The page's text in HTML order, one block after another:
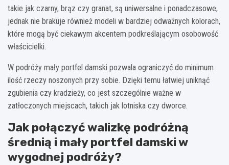
takie jak czarny, brąz czy granat, są uniwersalne i ponadczasowe,
jednak nie brakuje również modeli w bardziej odważnych kolorach,
które mogą być ciekawym akcentem podkreślającym osobowość
właścicielki.
W podróży mały portfel damski pozwala ograniczyć do minimum
ilość rzeczy noszonych przy sobie. Dzięki temu łatwiej uniknąć
zgubienia czy kradzieży, co jest szczególnie ważne w
zatłoczonych miejscach, takich jak lotniska czy dworce.
Jak połączyć walizkę podróżną
średnią i mały portfel damski w
wygodnej podróży?